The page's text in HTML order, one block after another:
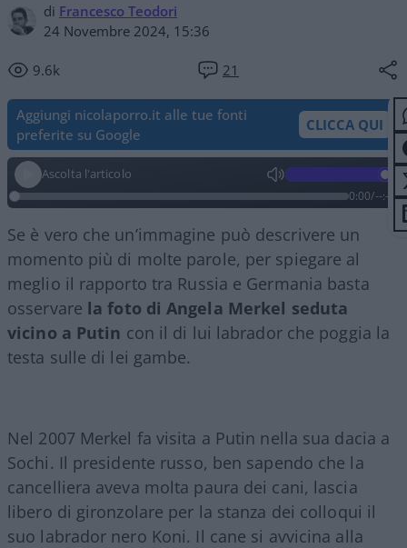
di Francesco Teodori
24 Novembre 2024, 15:36
9.6k 21
Aggiungi nicolaporro.it alle tue fonti
preferite su Google
CLICCA QUI
Ascolta l'articolo
0:00/--:--
Se è vero che un’immagine può descrivere un
momento più di molte parole, per spiegare al
meglio il rapporto tra Russia e Germania basta
osservare la foto di Angela Merkel seduta
vicino a Putin con il di lui labrador che poggia la
testa sulle di lei gambe.
Nel 2007 Merkel fa visita a Putin nella sua dacia a
Sochi. Il presidente russo, ben sapendo che la
cancelliera aveva molta paura dei cani, lascia
libero di gironzolare per la stanza dei colloqui il
suo labrador nero Koni. Il cane si avvicina alla